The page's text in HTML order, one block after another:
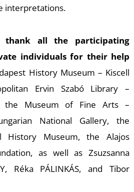
interpretations.
all the participating
individuals for their help
History Museum – Kiscell
Ervin Szabó Library –
the Museum of Fine Arts –
National Gallery, the
History Museum, the Alajos
as well as Zsuzsanna
Réka PÁLINKÁS, and Tibor